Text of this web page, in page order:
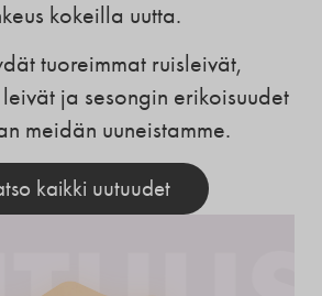
kokeilla uutta.
tuoreimmat ruisleivät,
ja sesongin erikoisuudet
meidän uuneistamme.
kaikki uutuudet